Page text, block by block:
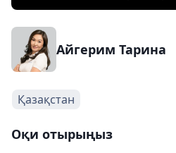
Айгерим Тарина
Қазақстан
Оқи отырыңыз